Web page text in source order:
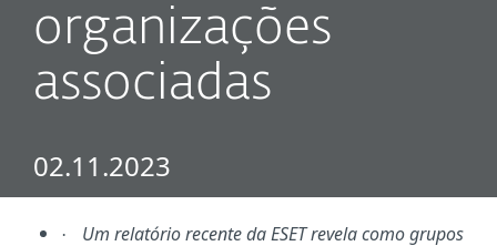
organizações
associadas
02.11.2023
·
Um relatório recente da ESET revela como grupos